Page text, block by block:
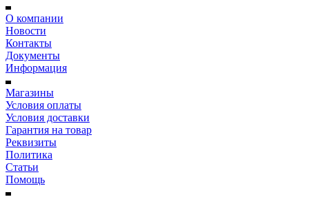
О компании
Новости
Контакты
Документы
Информация
Магазины
Условия оплаты
Условия доставки
Гарантия на товар
Реквизиты
Политика
Статьи
Помощь